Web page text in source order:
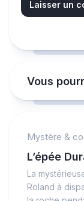
Vous
Mystère & co
L’épée
La
Roland à